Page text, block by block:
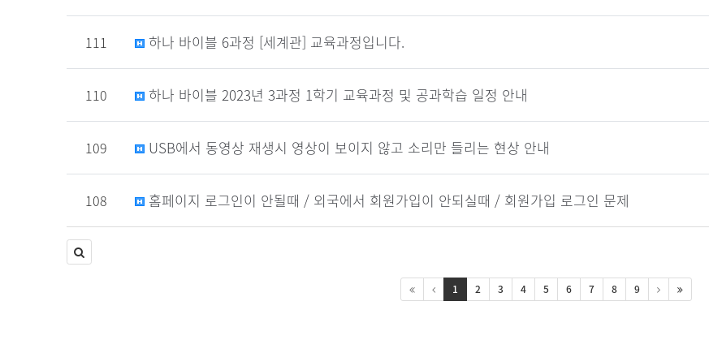
111 하나 바이블 6과정 [세계관] 교육과정입니다.
110 하나 바이블 2023년 3과정 1학기 교육과정 및 공과학습 일정 안내
109 USB에서 동영상 재생시 영상이 보이지 않고 소리만 들리는 현상 안내
108 홈페이지 로그인이 안될때 / 외국에서 회원가입이 안되실때 / 회원가입 로그인 문제
1 2 3 4 5 6 7 8 9